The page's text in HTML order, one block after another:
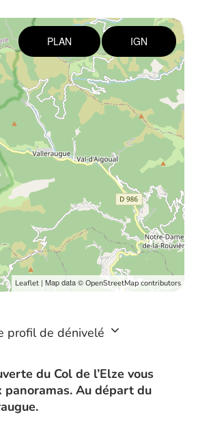
PLAN IGN
Leaflet | Map data © OpenStreetMap contributors
profil de dénivelé
du Col de l’Elze vous
Au départ du